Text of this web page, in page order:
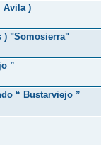
Avila )
) "Somosierra"
”
“ Bustarviejo ”